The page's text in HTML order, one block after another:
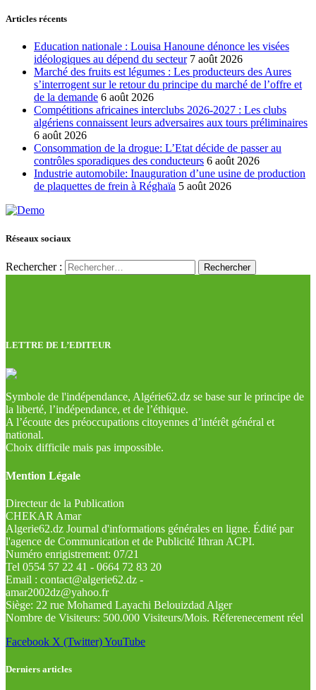
Articles récents
Education nationale : Louisa Hanoune dénonce les visées
idéologiques au dépend du secteur 7 août 2026
Marché des fruits est légumes : Les producteurs des Aures
s’interrogent sur le retour du principe du marché de l’offre et
de la demande 6 août 2026
Compétitions africaines interclubs 2026-2027 : Les clubs
algériens connaissent leurs adversaires aux tours préliminaires
6 août 2026
Consommation de la drogue: L’Etat décide de passer au
contrôles sporadiques des conducteurs 6 août 2026
Industrie automobile: Inauguration d’une usine de production
de plaquettes de frein à Réghaïa 5 août 2026
Réseaux sociaux
Rechercher :
LETTRE DE L’EDITEUR
Symbole de l'indépendance, Algérie62.dz se base sur le principe de
la liberté, l’indépendance, et de l’éthique.
A l’écoute des préoccupations citoyennes d’intérêt général et
national.
Choix difficile mais pas impossible.
Mention Légale
Directeur de la Publication
CHEKAR Amar
Algerie62.dz Journal d'informations générales en ligne. Édité par
l'agence de Communication et de Publicité Ithran ACPI.
Numéro enrigistrement: 07/21
Tel 0554 57 22 41 - 0664 72 83 20
Email : contact@algerie62.dz -
amar2002dz@yahoo.fr
Siège: 22 rue Mohamed Layachi Belouizdad Alger
Nombre de Visiteurs: 500.000 Visiteurs/Mois. Réferenecement réel
Facebook X (Twitter)YouTube
Derniers articles